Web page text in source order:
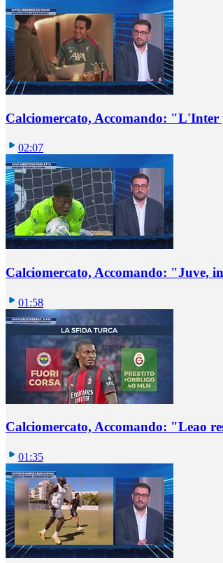
Calciomercato, Accomando:
02:07
Calciomercato, Accomando: "Juve,
01:58
Calciomercato, Accomando: "Leao
01:35